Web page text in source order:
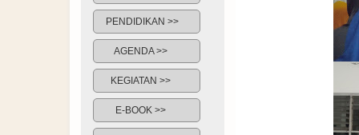
PENDIDIKAN >>
AGENDA >>
KEGIATAN >>
E-BOOK >>